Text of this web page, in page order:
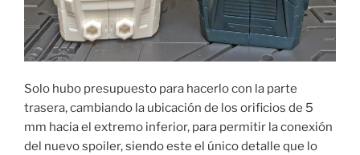
Solo hubo presupuesto para hacerlo con la parte
trasera, cambiando la ubicación de los orificios de 5
mm hacia el extremo inferior, para permitir la conexión
del nuevo spoiler, siendo este el único detalle que lo